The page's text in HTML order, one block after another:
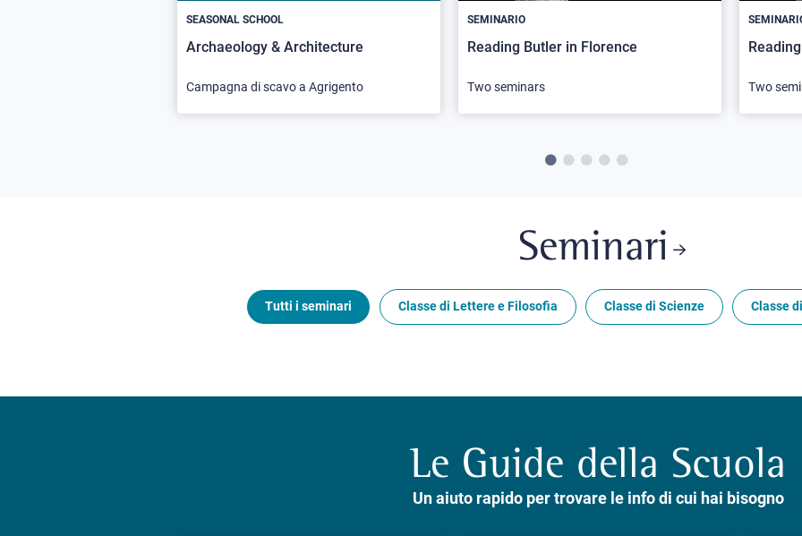
SEASONAL SCHOOL
Archaeology & Architecture
Campagna di scavo a Agrigento
SEMINARIO
Reading Butler in Florence
Two seminars Two
Seminari
Tutti i seminari Classe di Lettere e Filosofia Classe di Scienze Classe
Le Guide della Scuola
Un aiuto rapido per trovare le info di cui hai bisogno